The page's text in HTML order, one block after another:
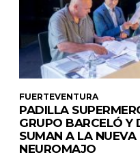
FUERTEVENTURA
PADILLA
GRUPO BARCELÓ Y
SUMAN A LA NUEVA
NEUROMAJO